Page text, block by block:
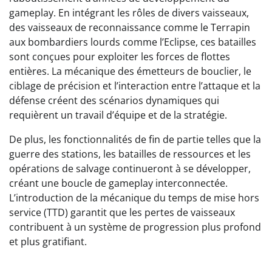
gameplay. En intégrant les rôles de divers vaisseaux,
des vaisseaux de reconnaissance comme le Terrapin
aux bombardiers lourds comme l’Eclipse, ces batailles
sont conçues pour exploiter les forces de flottes
entières. La mécanique des émetteurs de bouclier, le
ciblage de précision et l’interaction entre l’attaque et la
défense créent des scénarios dynamiques qui
requièrent un travail d’équipe et de la stratégie.
De plus, les fonctionnalités de fin de partie telles que la
guerre des stations, les batailles de ressources et les
opérations de salvage continueront à se développer,
créant une boucle de gameplay interconnectée.
L’introduction de la mécanique du temps de mise hors
service (TTD) garantit que les pertes de vaisseaux
contribuent à un système de progression plus profond
et plus gratifiant.